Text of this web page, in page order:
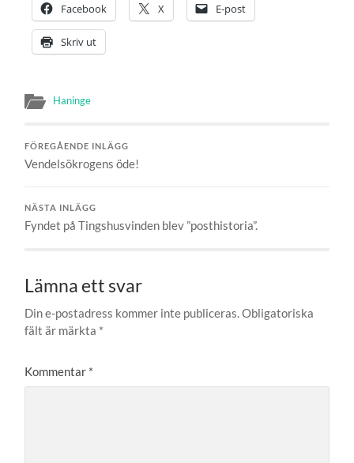
Facebook X E-post
Skriv ut
Haninge
FÖREGÅENDE INLÄGG
Vendelsökrogens öde!
NÄSTA INLÄGG
Fyndet på Tingshusvinden blev ”posthistoria”.
Lämna ett svar
Din e-postadress kommer inte publiceras.Obligatoriska
fält är märkta *
Kommentar *